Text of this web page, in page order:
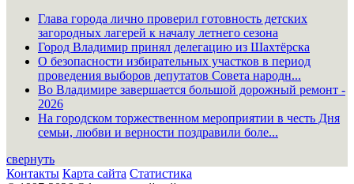
Глава города лично проверил готовность детских
загородных лагерей к началу летнего сезона
Город Владимир принял делегацию из Шахтёрска
О безопасности избирательных участков в период
проведения выборов депутатов Совета народн...
Во Владимире завершается большой дорожный ремонт -
2026
На городском торжественном мероприятии в честь Дня
семьи, любви и верности поздравили боле...
свернуть
Контакты Карта сайта Статистика